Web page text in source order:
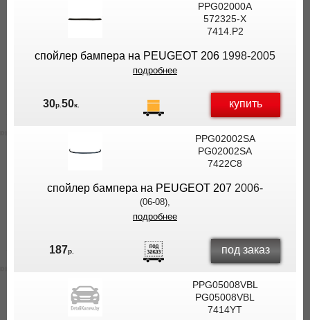
PPG02000A
572325-X
7414.P2
спойлер бампера на PEUGEOT 206 1998-2005
подробнее
30р.50к. купить
PPG02002SA
PG02002SA
7422C8
спойлер бампера на PEUGEOT 207 2006-
(06-08),
подробнее
187р. под заказ
PPG05008VBL
PG05008VBL
7414YT